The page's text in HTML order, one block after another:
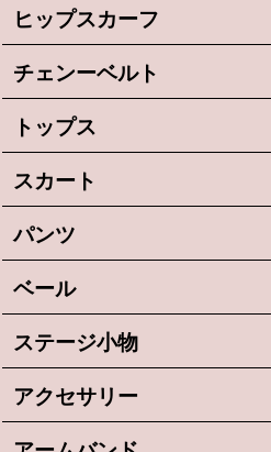
ヒップスカーフ
チェンーベルト
トップス
スカート
パンツ
ベール
ステージ小物
アクセサリー